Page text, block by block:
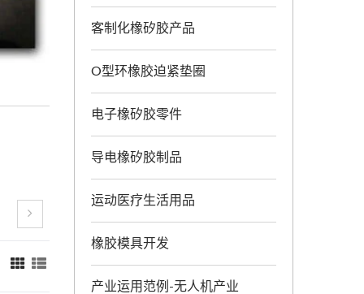
客制化橡矽胶产品
O型环橡胶迫紧垫圈
电子橡矽胶零件
导电橡矽胶制品
运动医疗生活用品
橡胶模具开发
产业运用范例-无人机产业